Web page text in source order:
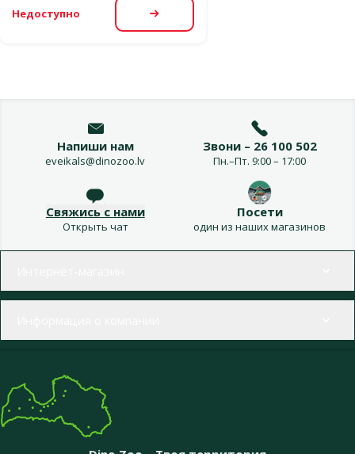
Недоступно Посмотреть
Напиши нам
eveikals@dinozoo.lv
Звони – 26 100 502
Пн.–Пт. 9:00 – 17:00
Свяжись с нами
Открыть чат
Посети
один из наших магазинов